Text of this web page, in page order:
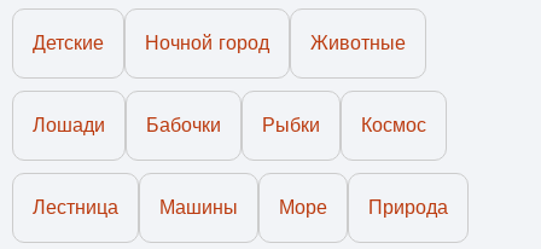
Детские Ночной город Животные
Лошади Бабочки Рыбки Космос
Лестница Машины Море Природа